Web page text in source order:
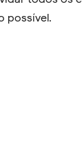
possível.